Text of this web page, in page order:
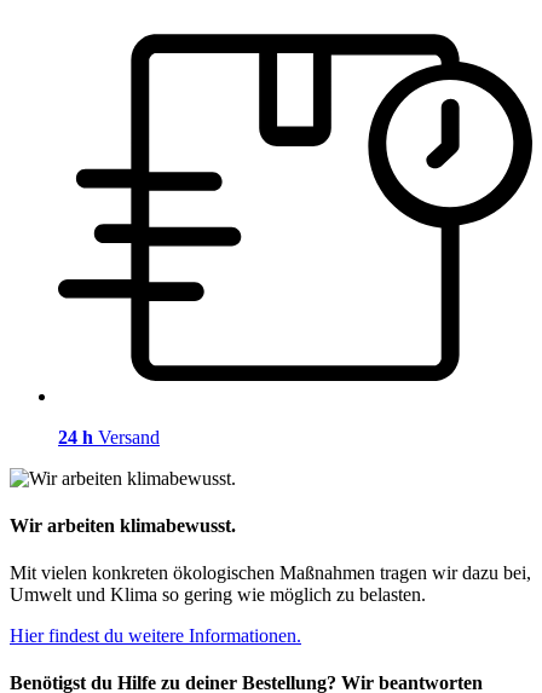
24 h Versand
Wir arbeiten klimabewusst.
Mit vielen konkreten ökologischen Maßnahmen tragen wir dazu bei,
Umwelt und Klima so gering wie möglich zu belasten.
Hier findest du weitere Informationen.
Benötigst du Hilfe zu deiner Bestellung? Wir beantworten